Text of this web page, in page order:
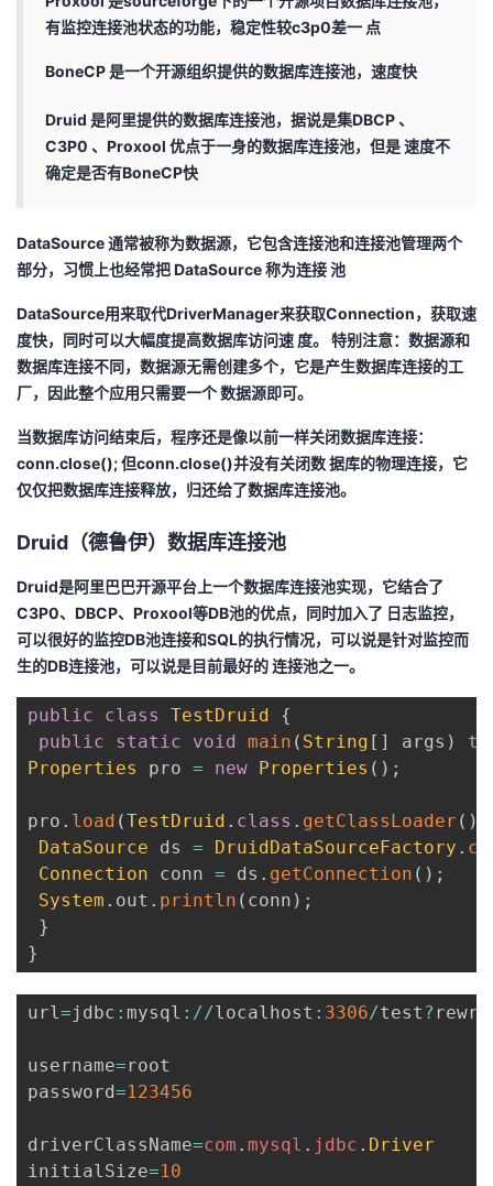
有监控连接池状态的功能，稳定性较c3p0差一 点
BoneCP 是一个开源组织提供的数据库连接池，速度快
Druid 是阿里提供的数据库连接池，据说是集DBCP 、
C3P0 、Proxool 优点于一身的数据库连接池，但是 速度不
确定是否有BoneCP快
DataSource 通常被称为数据源，它包含连接池和连接池管理两个
部分，习惯上也经常把 DataSource 称为连接 池
DataSource用来取代DriverManager来获取Connection，获取速
度快，同时可以大幅度提高数据库访问速 度。 特别注意：数据源和
数据库连接不同，数据源无需创建多个，它是产生数据库连接的工
厂，因此整个应用只需要一个 数据源即可。
当数据库访问结束后，程序还是像以前一样关闭数据库连接：
conn.close(); 但conn.close()并没有关闭数 据库的物理连接，它
仅仅把数据库连接释放，归还给了数据库连接池。
Druid（德鲁伊）数据库连接池
Druid是阿里巴巴开源平台上一个数据库连接池实现，它结合了
C3P0、DBCP、Proxool等DB池的优点，同时加入了 日志监控，
可以很好的监控DB池连接和SQL的执行情况，可以说是针对监控而
生的DB连接池，可以说是目前最好的 连接池之一。
public class TestDruid
{
public
static void main ( String [ ] args )
Properties
pro = new Properties ( ) ;
pro . load (TestDruid . class . getClassLoader ( )
DataSource ds = DruidDataSourceFactory .
Connection conn = ds . getConnection ( ) ;
System . out . println ( conn ) ;
}
}
url =jdbc : mysql : //localhost : 3306/test ?
username=root
password=123456
driverClassName=com . mysql . jdbc . Driver
initialSize=10